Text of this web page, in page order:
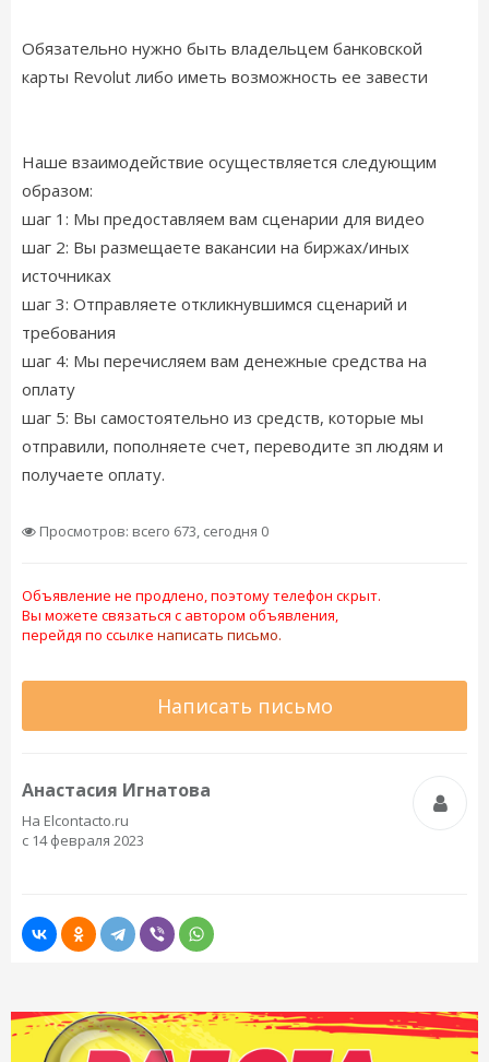
Обязательно нужно быть владельцем банковской
карты Revolut либо иметь возможность ее завести
Наше взаимодействие осуществляется следующим
образом:
шаг 1: Мы предоставляем вам сценарии для видео
шаг 2: Вы размещаете вакансии на биржах/иных
источниках
шаг 3: Отправляете откликнувшимся сценарий и
требования
шаг 4: Мы перечисляем вам денежные средства на
оплату
шаг 5: Вы самостоятельно из средств, которые мы
отправили, пополняете счет, переводите зп людям и
получаете оплату.
Просмотров: всего 673, сегодня 0
Объявление не продлено, поэтому телефон скрыт.
Вы можете связаться с автором объявления,
перейдя по ссылке написать письмо.
Написать письмо
Анастасия Игнатова
На Elcontacto.ru
с 14 февраля 2023